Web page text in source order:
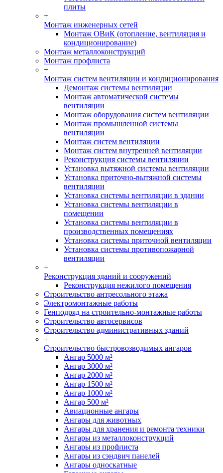
плиты
+
Монтаж инженерных сетей
Монтаж ОВиК (отопление, вентиляция и
кондиционирование)
Монтаж металлоконструкций
Монтаж профлиста
+
Монтаж систем вентиляции и кондиционирования
Демонтаж системы вентиляции
Монтаж автоматической системы
вентиляции
Монтаж оборудования систем вентиляции
Монтаж промышленной системы
вентиляции
Монтаж систем вентиляции
Монтаж систем внутренней вентиляции
Реконструкция системы вентиляции
Установка вытяжной системы вентиляции
Установка приточно-вытяжной системы
вентиляции
Установка системы вентиляции в здании
Установка системы вентиляции в
помещении
Установка системы вентиляции в
производственных помещениях
Установка системы приточной вентиляции
Установка системы противопожарной
вентиляции
+
Реконструкция зданий и сооружений
Реконструкция нежилого помещения
Строительство антресольного этажа
Электромонтажные работы
Генподряд на строительно-монтажные работы
Строительство автосервисов
Строительство административных зданий
+
Строительство быстровозводимых ангаров
Ангар 5000 м²
Ангар 3000 м²
Ангар 2000 м²
Ангар 1500 м²
Ангар 1000 м²
Ангар 500 м²
Авиационные ангары
Ангары для животных
Ангары для хранения и ремонта техники
Ангары из металлоконструкций
Ангары из профлиста
Ангары из сэндвич панелей
Ангары односкатные